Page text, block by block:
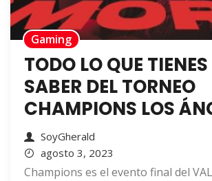
Gaming
TODO LO QUE
SABER DEL TORNEO
CHAMPIONS LOS
SoyGherald
agosto 3, 2023
Champions es el evento final del